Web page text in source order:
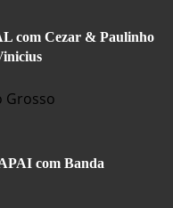
com Cezar & Paulinho
Grosso
com Banda